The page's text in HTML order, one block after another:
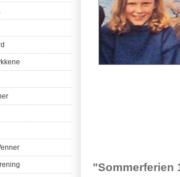
"Sommerferien